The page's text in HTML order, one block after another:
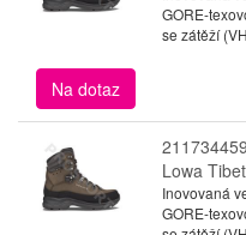
GORE-
se zátěží
Na dotaz
Lowa
Inovovaná
GORE-